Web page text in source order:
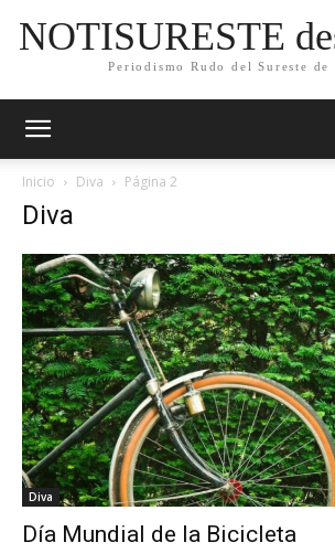
NOTISURESTE
Periodismo Rudo del Sureste de
Inicio Diva Página 2
Diva
Diva
Día Mundial de la Bicicleta